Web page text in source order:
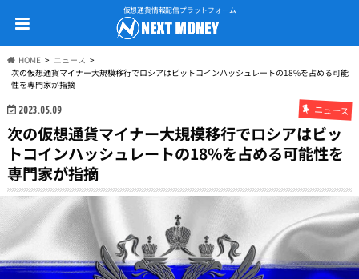
仮想通貨情報配信プラットフォーム
HOME
ニュース
次の仮想通貨マイナー大規模移行でロシアはビットコインハッシュレートの18%を占める可能
性を専門家が指摘
2023.05.09 ニュース
次の仮想通貨マイナー大規模移行でロシアはビッ
トコインハッシュレートの18%を占める可能性を
専門家が指摘